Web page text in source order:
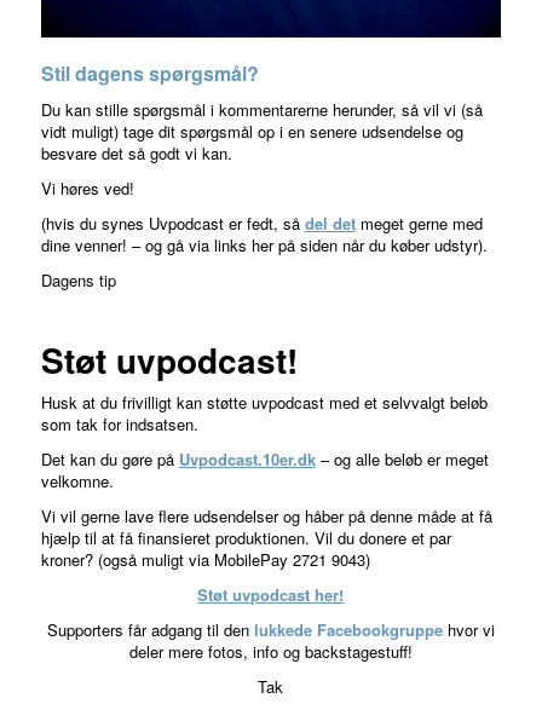
Stil dagens spørgsmål?
Du kan stille spørgsmål i kommentarerne herunder, så vil vi (så
vidt muligt) tage dit spørgsmål op i en senere udsendelse og
besvare det så godt vi kan.
Vi høres ved!
(hvis du synes Uvpodcast er fedt, så del detmeget gerne med
dine venner! – og gå via links her på siden når du køber udstyr).
Dagens tip
Støt uvpodcast!
Husk at du frivilligt kan støtte uvpodcast med et selvvalgt beløb
som tak for indsatsen.
Det kan du gøre på Uvpodcast.10er.dk– og alle beløb er meget
velkomne.
Vi vil gerne lave flere udsendelser og håber på denne måde at få
hjælp til at få finansieret produktionen. Vil du donere et par
kroner? (også muligt via MobilePay 2721 9043)
Støt uvpodcast her!
Supporters får adgang til den lukkede Facebookgruppehvor vi
deler mere fotos, info og backstagestuff!
Tak